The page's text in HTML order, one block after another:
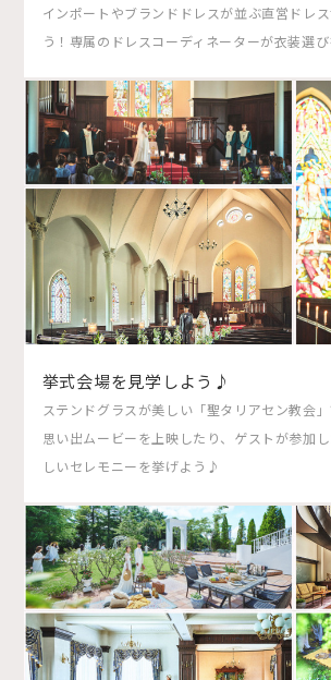
インポートやブランドドレスが並ぶ直営ドレ
う！専属のドレスコーディネーターが衣装選び
挙式会場を見学しよう♪
ステンドグラスが美しい「聖タリアセン教会」
思い出ムービーを上映したり、ゲストが参加
しいセレモニーを挙げよう♪